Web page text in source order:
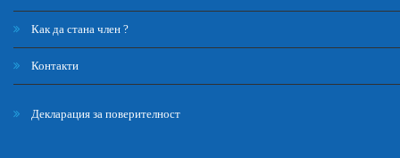
Как да стана член ?
Контакти
Декларация за поверителност